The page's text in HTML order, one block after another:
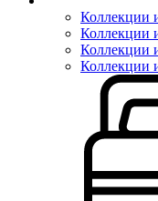
Коллекции
Коллекции
Коллекции
Коллекции